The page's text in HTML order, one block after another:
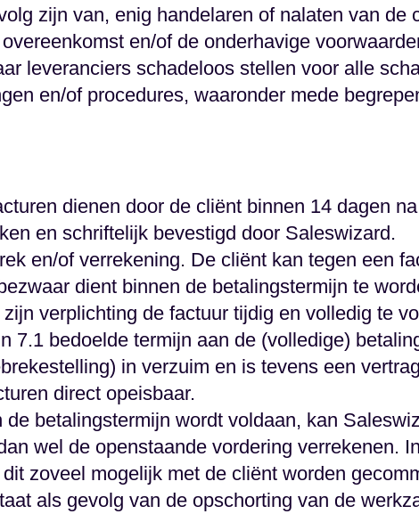
zijn van, enig handelaren of nalaten van de
en/of de onderhavige
leveranciers schadeloos stellen voor alle
en/of procedures, waaronder mede
dienen door de cliënt binnen 14 dagen
en schriftelijk bevestigd door Saleswizard.
en/of verrekening. De cliënt kan tegen een
dient binnen de betalingstermijn te
verplichting de factuur tijdig en volledig te
7.1 bedoelde termijn aan de (volledige)
in verzuim en is tevens een
direct opeisbaar.
betalingstermijn wordt voldaan, kan
wel de openstaande vordering verrekenen.
zoveel mogelijk met de cliënt worden
als gevolg van de opschorting van de